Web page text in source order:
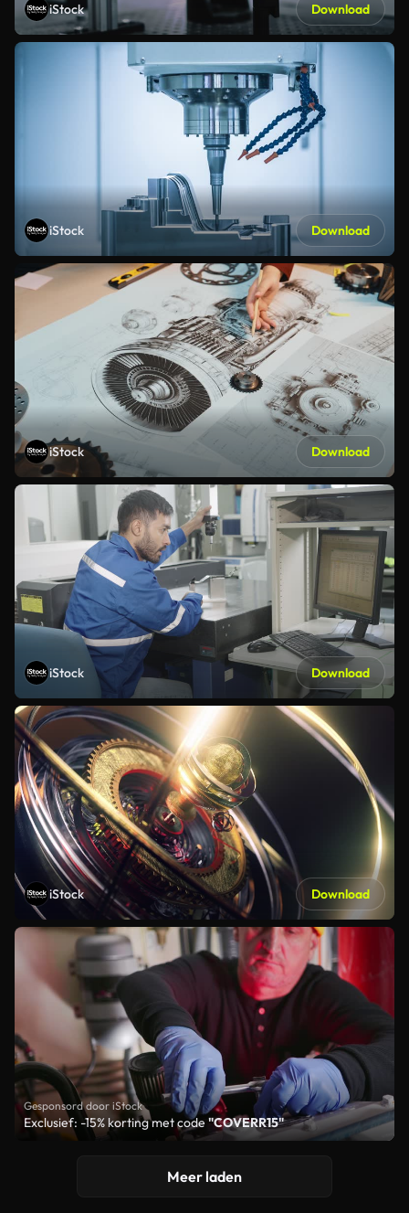
iStock Download
iStock Download
iStock Download
iStock Download
iStock Download
Gesponsord door iStock
Exclusief: -15% korting met code "COVERR15"
Meer laden